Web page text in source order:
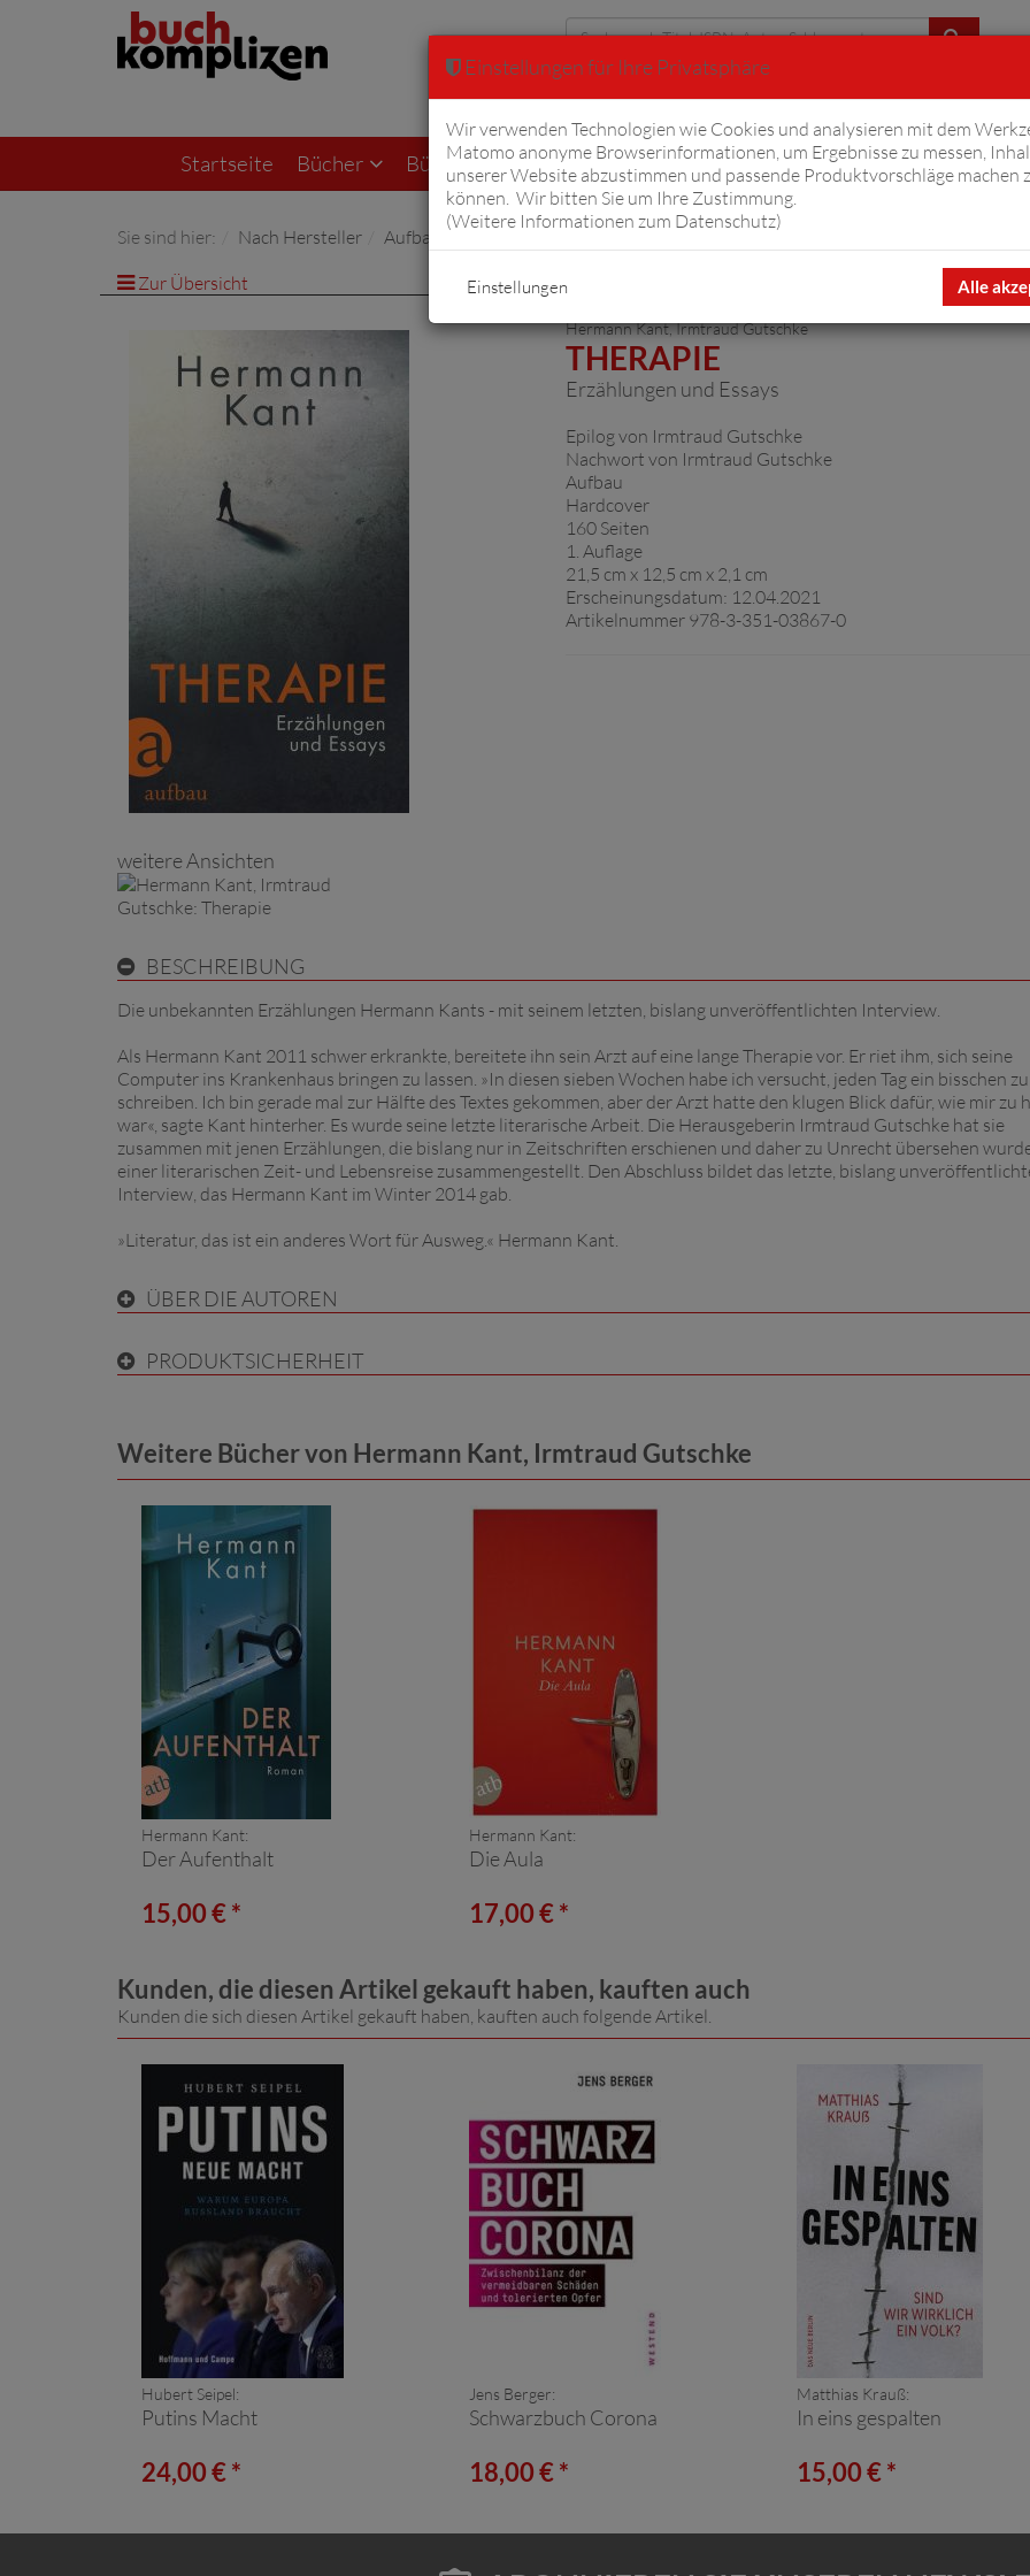
Erweiterte Suche
Startseite Bücher Bücher von Fiftyfifty Hörbücher Komplizen
Sie sind hier: Nach Hersteller
Aufbau Verlage GmbH
Zur Übersicht
Hermann Kant,Irmtraud Gutschke
THERAPIE
Erzählungen und Essays
Epilog von Irmtraud Gutschke
Nachwort von Irmtraud Gutschke
Aufbau
Hardcover
160 Seiten
1. Auflage
21,5 cm x 12,5 cm x 2,1 cm
Erscheinungsdatum: 12.04.2021
Artikelnummer 978-3-351-03867-0
weitere Ansichten
BESCHREIBUNG
Die unbekannten Erzählungen Hermann Kants - mit seinem letzten, bislang unveröffentlichten Interview.
Als Hermann Kant 2011 schwer erkrankte, bereitete ihn sein Arzt auf eine lange Therapie vor. Er riet ihm, sich seine
Computer ins Krankenhaus bringen zu lassen. »In diesen sieben Wochen habe ich versucht, jeden Tag ein bisschen zu
schreiben. Ich bin gerade mal zur Hälfte des Textes gekommen, aber der Arzt hatte den klugen Blick dafür, wie mir zu
war«, sagte Kant hinterher. Es wurde seine letzte literarische Arbeit. Die Herausgeberin Irmtraud Gutschke hat sie
zusammen mit jenen Erzählungen, die bislang nur in Zeitschriften erschienen und daher zu Unrecht übersehen
einer literarischen Zeit- und Lebensreise zusammengestellt. Den Abschluss bildet das letzte, bislang
Interview, das Hermann Kant im Winter 2014 gab.
»Literatur, das ist ein anderes Wort für Ausweg.« Hermann Kant.
ÜBER DIE AUTOREN
PRODUKTSICHERHEIT
Weitere Bücher von Hermann Kant, Irmtraud Gutschke
Hermann Kant:
Der Aufenthalt
15,00 € *
Hermann Kant:
Die Aula
17,00 € *
Kunden, die diesen Artikel gekauft haben, kauften auch
Kunden die sich diesen Artikel gekauft haben, kauften auch folgende Artikel.
Hubert Seipel:
Putins Macht
24,00 € *
Jens Berger:
Schwarzbuch Corona
18,00 € *
Matthias Krauß:
In eins gespalten
15,00 € *
Einstellungen für Ihre Privatsphäre
Wir verwenden Technologien wie Cookies und analysieren mit dem
Matomo anonyme Browserinformationen, um Ergebnisse zu messen,
unserer Website abzustimmen und passende Produktvorschläge machen
können. Wir bitten Sie um Ihre Zustimmung.
(Weitere Informationen zum Datenschutz)
Alle
Einstellungen